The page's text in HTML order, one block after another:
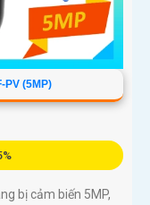
PV (5MP)
bị cảm biến 5MP,